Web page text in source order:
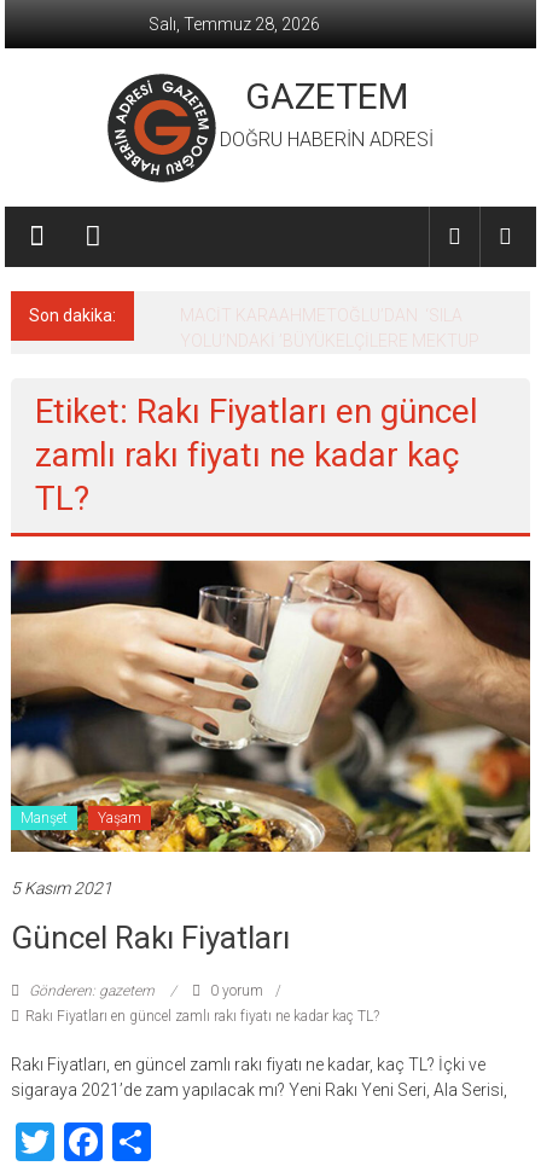
Salı, Temmuz 28, 2026
GAZETEM
DOĞRU HABERİN ADRESİ
Son dakika:
MACİT KARAAHMETOĞLU’DAN ‘SILA
YOLU’NDAKİ ’BÜYÜKELÇİLERE MEKTUP
Etiket: Rakı Fiyatları en güncel
zamlı rakı fiyatı ne kadar kaç
TL?
Manşet Yaşam
5 Kasım 2021
Güncel Rakı Fiyatları
Gönderen: gazetem
0 yorum
Rakı Fiyatları en güncel zamlı rakı fiyatı ne kadar kaç TL?
Rakı Fiyatları, en güncel zamlı rakı fiyatı ne kadar, kaç TL? İçki ve
sigaraya 2021’de zam yapılacak mı? Yeni Rakı Yeni Seri, Ala Serisi,
TwitterFacebook
Share